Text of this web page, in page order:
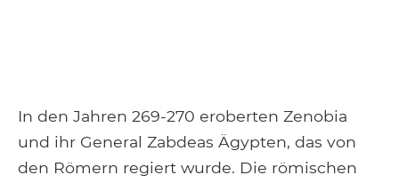
In den Jahren 269-270 eroberten Zenobia
und ihr General Zabdeas Ägypten, das von
den Römern regiert wurde. Die römischen